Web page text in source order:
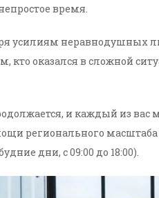
время.
усилиям
кто оказался в сложной
и каждый из вас
регионального
дни, с 09:00 до 18:00).